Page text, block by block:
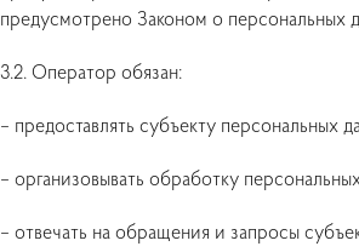
предусмотрено Законом о персональных
3.2. Оператор обязан:
– предоставлять субъекту
– организовывать обработку
– отвечать на обращения и запросы